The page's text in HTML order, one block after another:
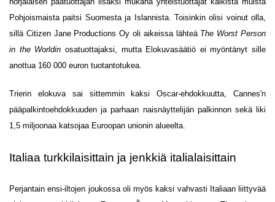
Pohjoismaista paitsi Suomesta ja Islannista. Toisinkin olisi voinut olla,
sillä Citizen Jane Productions Oy oli aikeissa lähteä The Worst Person
in the Worldin osatuottajaksi, mutta Elokuvasäätiö ei myöntänyt sille
anottua 160 000 euron tuotantotukea.
Trierin elokuva sai sittemmin kaksi Oscar-ehdokkuutta, Cannes'n
pääpalkintoehdokkuuden ja parhaan naisnäyttelijän palkinnon sekä liki
1,5 miljoonaa katsojaa Euroopan unionin alueelta.
Italiaa turkkilaisittain ja jenkkiä italialaisittain
Perjantain ensi-iltojen joukossa oli myös kaksi vahvasti Italiaan liittyvää